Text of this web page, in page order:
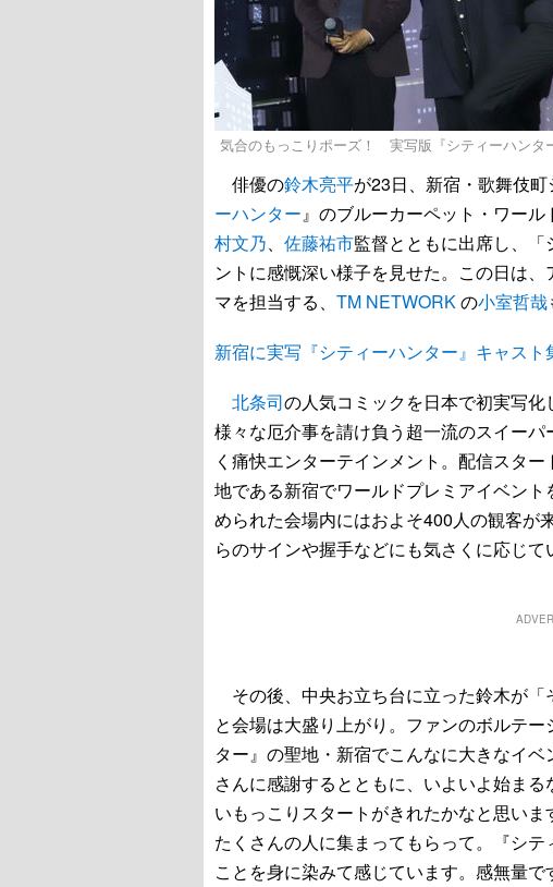
気合のもっこりポーズ！ 実写版『シティーハンタ
俳優の鈴木亮平が23日、新宿・歌舞伎
ーハンター』のブルーカーペット・ワー
村文乃、 佐藤祐市監督とともに出席し、
ントに感慨深い様子を見せた。この日は
マを担当する、 TM NETWORKの小室哲哉
新宿に実写『シティーハンター』キャスト
北条司の人気コミックを日本で初実写
様々な厄介事を請け負う超一流のスイー
く痛快エンターテインメント。配信スタ
地である新宿でワールドプレミアイベン
められた会場内にはおよそ400人の観客が
らのサインや握手などにも気さくに応じて
その後、中央お立ち台に立った鈴木が
と会場は大盛り上がり。ファンのボルテ
ター』の聖地・新宿でこんなに大きなイ
さんに感謝するとともに、いよいよ始ま
いもっこりスタートがきれたかなと思い
たくさんの人に集まってもらって。『シ
ことを身に染みて感じています。感無量で